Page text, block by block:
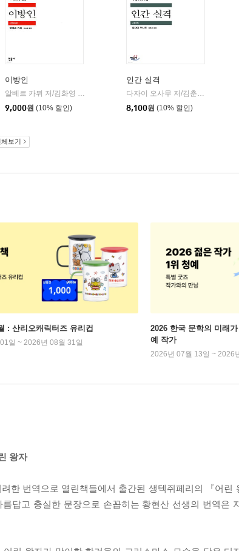
이방인
알베르 카뮈 저/김화영 역
9,000원 (10% 할인)
인간 실격
다자이 오사무 저/김춘미 역
8,100원 (10% 할인)
보기
: 산리오캐릭터즈 유리컵
일 ~ 2026년 08월 31일
2026 한국 문학의 미래
예 작가
2026년 07월 13일 ~ 2026
왕자
한 번역으로 열린책들에서 출간된 생텍쥐페리의 『어린
답고 충실한 문장으로 손꼽히는 황현산 선생의 번역은